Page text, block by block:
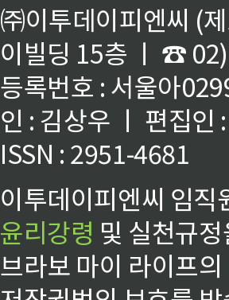
㈜이투데이피엔씨 (
이빌딩 15층 ㅣ ☎
등록번호 : 서울아
인 : 김상우 ㅣ 편집인
ISSN : 2951-4681
이투데이피엔씨 임
윤리강령 및 실천규
브라보 마이 라이프